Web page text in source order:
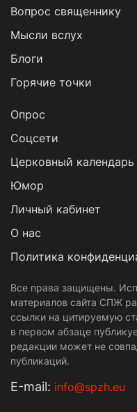
Вопрос священнику
Мысли вслух
Блоги
Горячие точки
Опрос
Cоцсети
Церковный календарь
Юмор
Личный кабинет
О нас
Политика
Все права защищены.
материалов сайта СПЖ
ссылки на цитируемую
в первом абзаце
редакции может не
публикаций.
Е-mail: info@spzh.eu